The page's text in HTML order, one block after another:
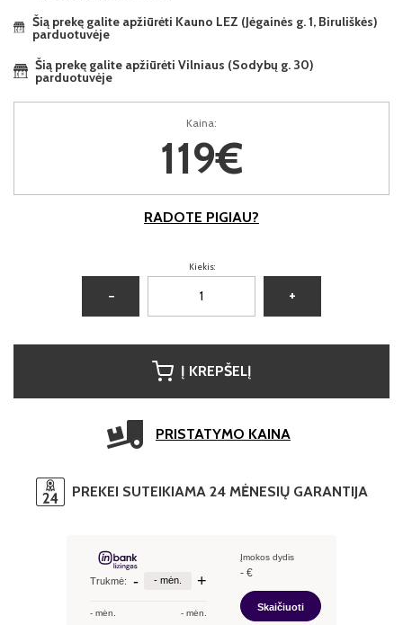
Šią prekę galite apžiūrėti Kauno LEZ (Jėgainės g. 1, Biruliškės)
parduotuvėje
Šią prekę galite apžiūrėti Vilniaus (Sodybų g. 30)
parduotuvėje
Kaina:
119€
RADOTE PIGIAU?
Kiekis:
− +
Į KREPŠELĮ
PRISTATYMO KAINA
PREKEI SUTEIKIAMA 24 MĖNESIŲ GARANTIJA